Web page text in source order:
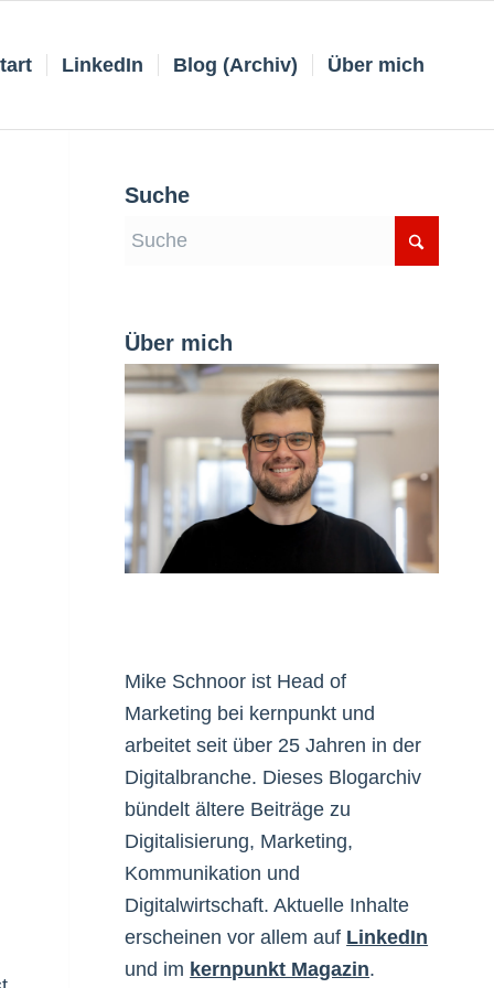
LinkedIn Blog (Archiv) Über mich
Suche
Über mich
Mike Schnoor ist Head of
Marketing bei kernpunkt und
arbeitet seit über 25 Jahren in der
Digitalbranche. Dieses Blogarchiv
bündelt ältere Beiträge zu
Digitalisierung, Marketing,
Kommunikation und
Digitalwirtschaft. Aktuelle Inhalte
erscheinen vor allem auf LinkedIn
und im kernpunkt Magazin.